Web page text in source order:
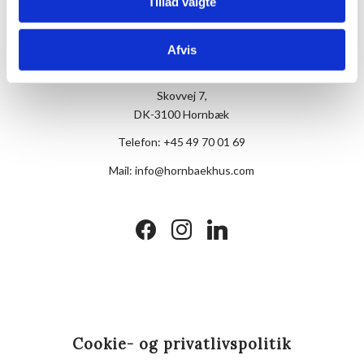
Afvis
Hotel Hornbækhus
Skovvej 7,
DK-3100 Hornbæk
Telefon: +45 49 70 01 69
Mail:info@hornbaekhus.com
facebookinstagramlinkedin
Cookie- og privatlivspolitik